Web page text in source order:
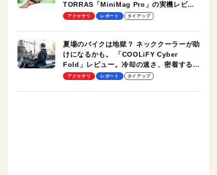
TORRAS「MiniMag Pro」の実機レビュ
ーも
アクセサリ レポート タイアップ
夏場のバイクは地獄？ ネッククーラーが助
けになるかも。 「COOLiFY Cyber
Fold」レビュー。冷却の速さ、密着する冷
却プレート、シンプルな操作性がグッド！
アクセサリ レポート タイアップ